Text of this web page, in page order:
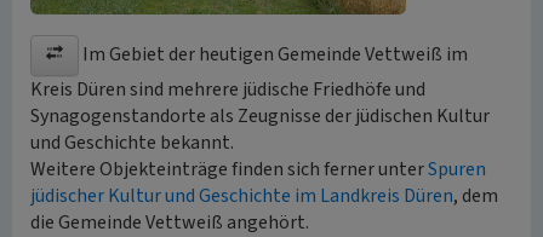
Im Gebiet der heutigen Gemeinde Vettweiß im
Kreis Düren sind mehrere jüdische Friedhöfe und
Synagogenstandorte als Zeugnisse der jüdischen Kultur
und Geschichte bekannt.
Weitere Objekteinträge finden sich ferner unterSpuren
jüdischer Kultur und Geschichte im Landkreis Düren, dem
die Gemeinde Vettweiß angehört.